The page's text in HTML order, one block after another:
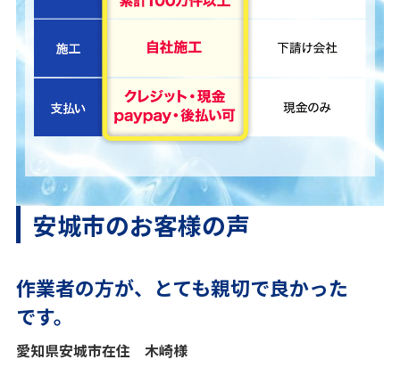
安城市のお客様の声
作業者の方が、とても親切で良かった
です。
愛知県安城市在住 木崎様